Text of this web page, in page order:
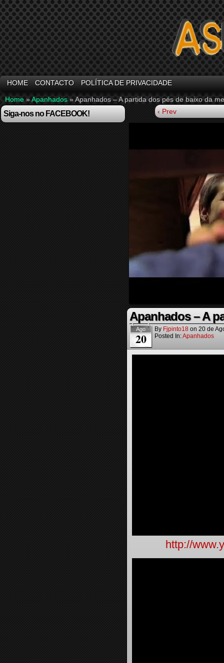
HOME CONTACTO POLÍTICA DE PRIVACIDADE
Home »Apanhados »Apanhados – A partida dos pés de baixo da
Siga-nos no FACEBOOK! ‹ Prev
Apanhados – A
Ago
20
By Fjpinto18 on 20 de
Posted In:Apanhados
http://